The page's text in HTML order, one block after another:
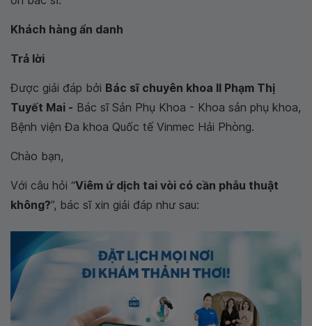
Khách hàng ẩn danh
Trả lời
Được giải đáp bởi Bác sĩ chuyên khoa II Phạm Thị
Tuyết Mai - Bác sĩ Sản Phụ Khoa - Khoa sản phụ khoa,
Bệnh viện Đa khoa Quốc tế Vinmec Hải Phòng.
Chào bạn,
Với câu hỏi “Viêm ứ dịch tai vòi có cần phẫu thuật
không?”, bác sĩ xin giải đáp như sau: